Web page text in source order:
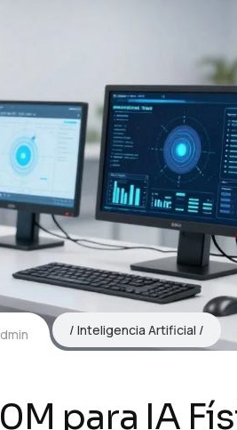
Inteligencia Artificial
para IA